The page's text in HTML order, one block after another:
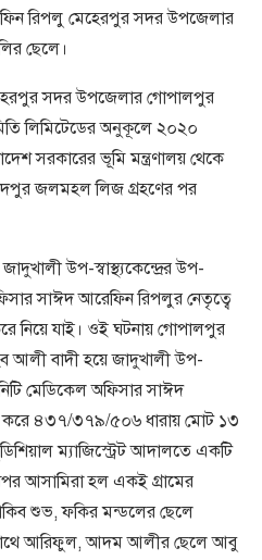
রিপলু মেহেরপুর সদর উপজেলার
ছেলে।
সদর উপজেলার গোপালপুর
লিমিটেডের অনুকূলে ২০২০
সরকারের ভূমি মন্ত্রণালয় থেকে
জলমহল লিজ গ্রহণের পর
উপ-স্বাস্থ্যকেন্দ্রের উপ-
সাঈদ আরেফিন রিপলুর নেতৃত্বে
নিয়ে যাই। ওই ঘটনায় গোপালপুর
আলী বাদী হয়ে জাদুখালী উপ-
মেডিকেল অফিসার সাঈদ
করে ৪৩৭/৩৭৯/৫০৬ ধারায় মোট ১৩
ম্যাজিস্ট্রেট আদালতে একটি
আসামিরা হল একই গ্রামের
শুভ, ফকির মন্ডলের ছেলে
আরিফুল, আদম আলীর ছেলে আবু